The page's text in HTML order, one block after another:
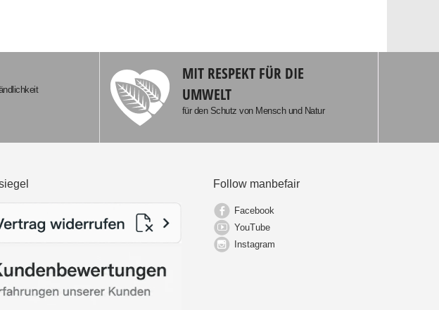
MIT RESPEKT FÜR DIE
UMWELT
für den Schutz von Mensch und Natur
Follow manbefair
Facebook
YouTube
Instagram